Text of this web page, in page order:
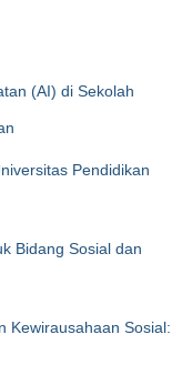
(AI) di Sekolah
Pendidikan
Bidang Sosial dan
Kewirausahaan Sosial: